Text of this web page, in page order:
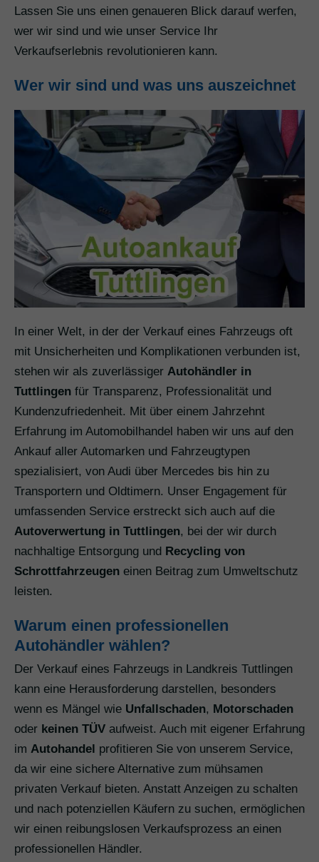
Lassen Sie uns einen genaueren Blick darauf werfen,
wer wir sind und wie unser Service Ihr
Verkaufserlebnis revolutionieren kann.
Wer wir sind und was uns auszeichnet
In einer Welt, in der der Verkauf eines Fahrzeugs oft
mit Unsicherheiten und Komplikationen verbunden ist,
stehen wir als zuverlässiger Autohändler in
Tuttlingen für Transparenz, Professionalität und
Kundenzufriedenheit. Mit über einem Jahrzehnt
Erfahrung im Automobilhandel haben wir uns auf den
Ankauf aller Automarken und Fahrzeugtypen
spezialisiert, von Audi über Mercedes bis hin zu
Transportern und Oldtimern. Unser Engagement für
umfassenden Service erstreckt sich auch auf die
Autoverwertung in Tuttlingen, bei der wir durch
nachhaltige Entsorgung und Recycling von
Schrottfahrzeugen einen Beitrag zum Umweltschutz
leisten.
Warum einen professionellen
Autohändler wählen?
Der Verkauf eines Fahrzeugs in Landkreis Tuttlingen
kann eine Herausforderung darstellen, besonders
wenn es Mängel wie Unfallschaden, Motorschaden
oder keinen TÜV aufweist. Auch mit eigener Erfahrung
im Autohandel profitieren Sie von unserem Service,
da wir eine sichere Alternative zum mühsamen
privaten Verkauf bieten. Anstatt Anzeigen zu schalten
und nach potenziellen Käufern zu suchen, ermöglichen
wir einen reibungslosen Verkaufsprozess an einen
professionellen Händler.